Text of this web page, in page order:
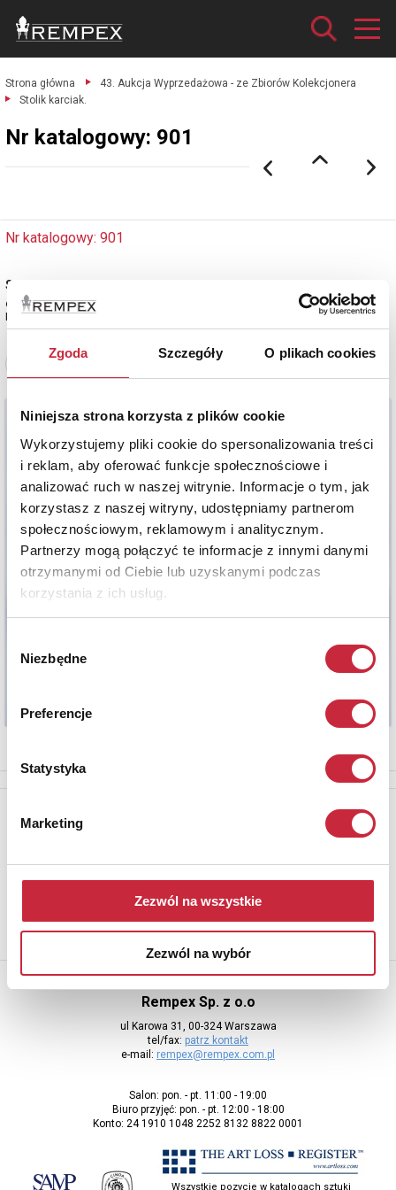
Zgoda Szczegóły O plikach cookies
Niniejsza strona korzysta z plików cookie
Wykorzystujemy pliki cookie do spersonalizowania treści
i reklam, aby oferować funkcje społecznościowe i
analizować ruch w naszej witrynie. Informacje o tym, jak
korzystasz z naszej witryny, udostępniamy partnerom
społecznościowym, reklamowym i analitycznym.
Partnerzy mogą połączyć te informacje z innymi danymi
otrzymanymi od Ciebie lub uzyskanymi podczas
korzystania z ich usług.
zgody
Niezbędne
Preferencje
Statystyka
Marketing
Zezwól na wszystkie
Zezwól na wybór
Strona główna
43. Aukcja Wyprzedażowa - ze Zbiorów Kolekcjonera
Stolik karciak.
Nr katalogowy: 901
Nr katalogowy: 901
Stolik karciak
drewno; 73 x 91 x 45 cm.
Europa Zachodnia, XX w.
Zobacz pełne informacje
Aby otrzymywać informacje o nowych aukcjach, prosimy podać
Rempex Sp. z o.o
ul Karowa 31, 00-324 Warszawa
tel/fax: patrz kontakt
e-mail: rempex@rempex.com.pl
Salon: pon. - pt. 11:00 - 19:00
Biuro przyjęć: pon. - pt. 12:00 - 18:00
Konto: 24 1910 1048 2252 8132 8822 0001
Wszystkie pozycje w katalogach sztuki